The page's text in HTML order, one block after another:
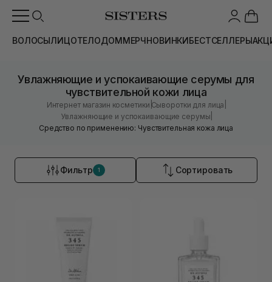
ВОЛОСЫЛИЦОТЕЛОДОММЕРЧНОВИНКИБЕСТСЕЛЛЕРЫ
Увлажняющие и успокаивающие серумы для
чувствительной кожи лица
Интернет магазин косметики |Сыворотки для лица
Увлажняющие и успокаивающие серумы
Средство по применению: Чувствительная кожа лица
Фильтр 1 Сортировать